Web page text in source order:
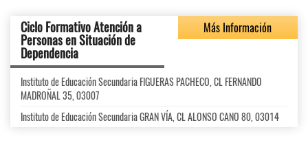
Ciclo Formativo Atención a
Personas en Situación de
Dependencia
Más Información
Instituto de Educación Secundaria FIGUERAS PACHECO, CL FERNANDO
MADROÑAL 35, 03007
Instituto de Educación Secundaria GRAN VÍA, CL ALONSO CANO 80, 03014